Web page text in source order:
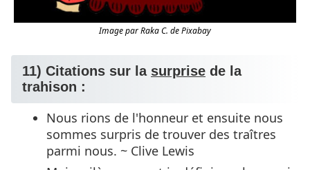
Image par Raka C. de Pixabay
11) Citations sur la surprise de la
trahison :
Nous rions de l'honneur et ensuite nous
sommes surpris de trouver des traîtres
parmi nous. ~ Clive Lewis